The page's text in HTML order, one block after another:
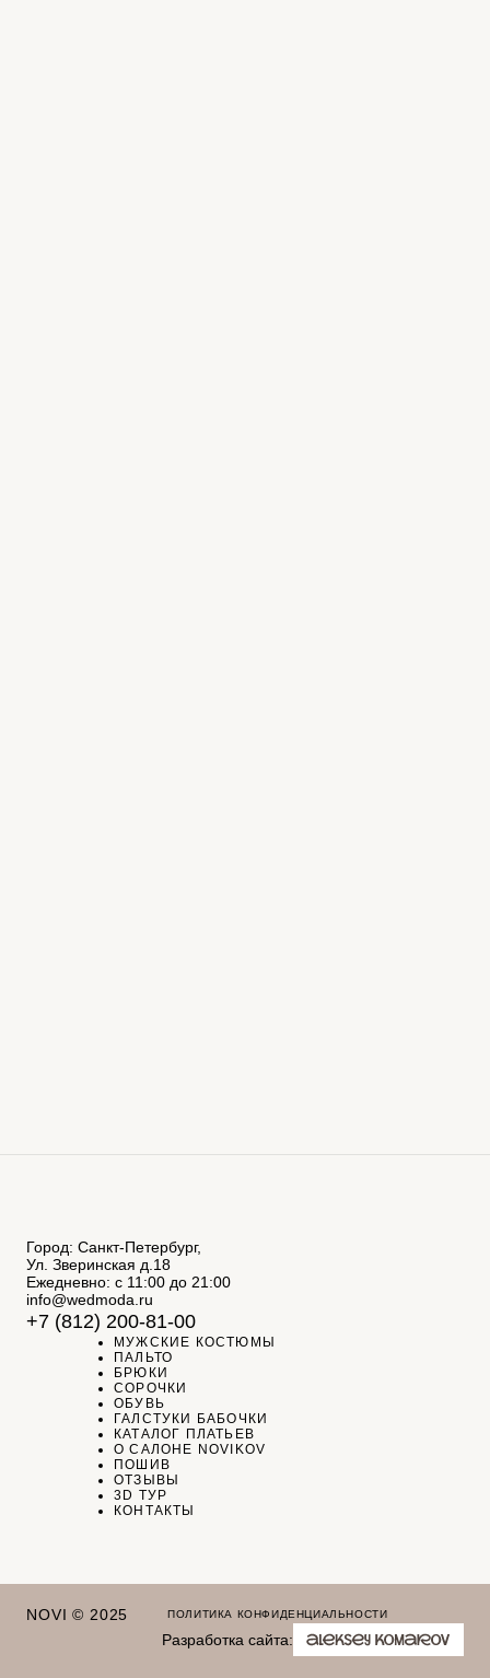
Город: Санкт-Петербург,
Ул. Зверинская д.18
Ежедневно: с 11:00 до 21:00
info@wedmoda.ru
+7 (812) 200-81-00
МУЖСКИЕ КОСТЮМЫ
ПАЛЬТО
БРЮКИ
СОРОЧКИ
ОБУВЬ
ГАЛСТУКИ БАБОЧКИ
КАТАЛОГ ПЛАТЬЕВ
О САЛОНЕ NOVIKOV
ПОШИВ
ОТЗЫВЫ
3D ТУР
КОНТАКТЫ
NOVI © 2025 ПОЛИТИКА КОНФИДЕНЦИАЛЬНОСТИ
Разработка сайта: